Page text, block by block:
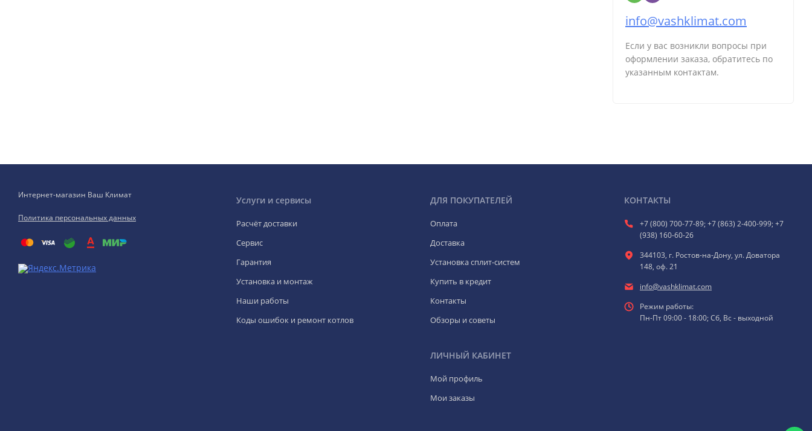
info@vashklimat.com
Если у вас возникли вопросы при
оформлении заказа, обратитесь по
указанным контактам.
Интернет-магазин Ваш Климат
Политика персональных данных
Услуги и сервисы
Расчёт доставки
Сервис
Гарантия
Установка и монтаж
Наши работы
Коды ошибок и ремонт котлов
ДЛЯ ПОКУПАТЕЛЕЙ
Оплата
Доставка
Установка сплит-систем
Купить в кредит
Контакты
Обзоры и советы
ЛИЧНЫЙ КАБИНЕТ
Мой профиль
Мои заказы
КОНТАКТЫ
+7 (800) 700-77-89; +7 (863) 2-400-999; +7
(938) 160-60-26
344103, г. Ростов-на-Дону, ул. Доватора
148, оф. 21
info@vashklimat.com
Режим работы:
Пн-Пт 09:00 - 18:00; Сб, Вс - выходной